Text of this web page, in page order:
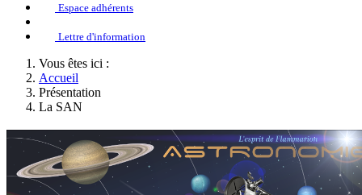
Espace adhérents
Lettre d'information
Vous êtes ici :
Accueil
Présentation
La SAN